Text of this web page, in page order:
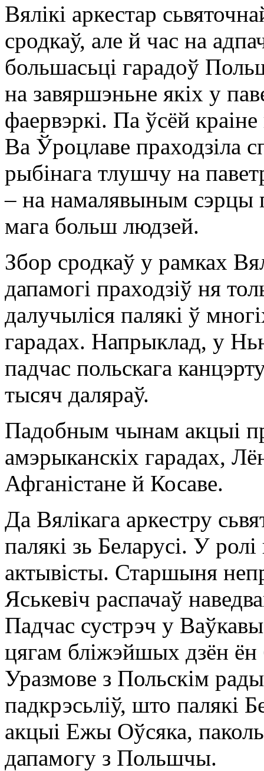
Вялікі аркестар
сродкаў, але й час на
большасьці гарадоў
на завяршэньне якіх у
фаервэркі. Па ўсёй
Ва Ўроцлаве праходзіла
рыбінага тлушчу на
– на намалявыным сэрцы
мага больш людзей.
Збор сродкаў у рамках
дапамогі праходзіў ня
далучыліся палякі ў
гарадах. Напрыклад, у
падчас польскага
тысяч даляраў.
Падобным чынам акцыі
амэрыканскіх гарадах,
Афганістане й Косаве.
Да Вялікага аркестру
палякі зь Беларусі. У
актывісты. Старшыня
Яськевіч распачаў
Падчас сустрэч у
цягам бліжэйшых дзён ён
Уразмове з Польскім
падкрэсьліў, што палякі
акцыі Ежы Оўсяка,
дапамогу з Польшчы.